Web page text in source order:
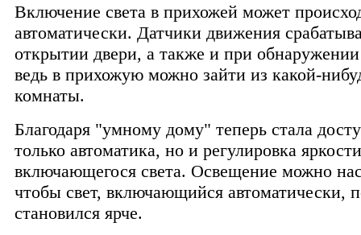
Включение света в прихожей может
автоматически. Датчики движения
открытии двери, а также и при
ведь в прихожую можно зайти из какой-
комнаты.
Благодаря "умному дому" теперь стала
только автоматика, но и регулировка яркости
включающегося света. Освещение можно
чтобы свет, включающийся автоматически,
становился ярче.